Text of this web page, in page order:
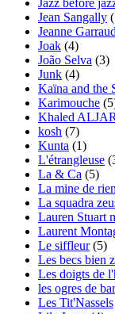
Jazz before
Jean Sangally
Jeanne Garraud
Joak (4)
João Selva (3)
Junk (4)
Kaïna and the
Karimouche
Khaled
kosh (7)
Kunta (1)
L'étrangleuse
La & Ca (5)
La mine de rien
La squadra
Lauren Stuart
Laurent
Le siffleur(5)
Les becs bien
Les doigts de
les ogres de
Les Tit'Nassels